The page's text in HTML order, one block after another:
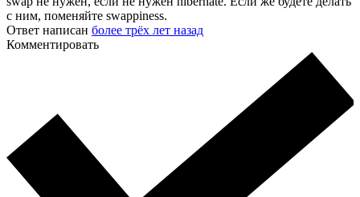
с ним, поменяйте swappiness.
Ответ написан более трёх лет назад
Комментировать